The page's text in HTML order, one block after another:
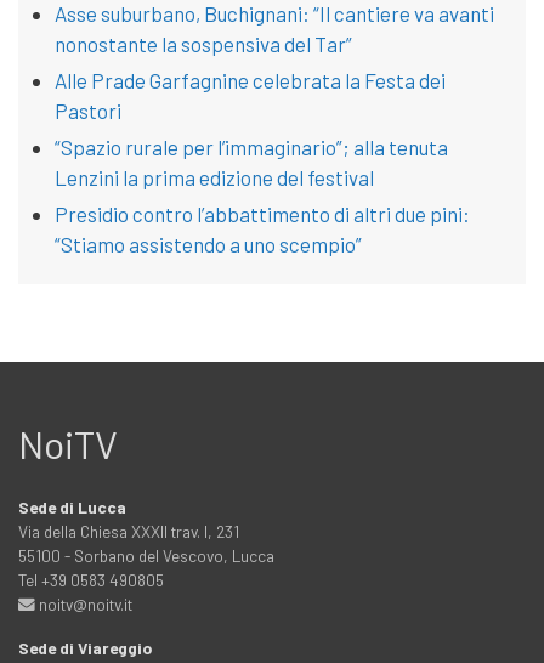
Asse suburbano, Buchignani: “Il cantiere va avanti
nonostante la sospensiva del Tar”
Alle Prade Garfagnine celebrata la Festa dei
Pastori
“Spazio rurale per l’immaginario”; alla tenuta
Lenzini la prima edizione del festival
Presidio contro l’abbattimento di altri due pini:
“Stiamo assistendo a uno scempio”
NoiTV
Sede di Lucca
Via della Chiesa XXXII trav. I, 231
55100 - Sorbano del Vescovo, Lucca
Tel +39 0583 490805
noitv@noitv.it
Sede di Viareggio